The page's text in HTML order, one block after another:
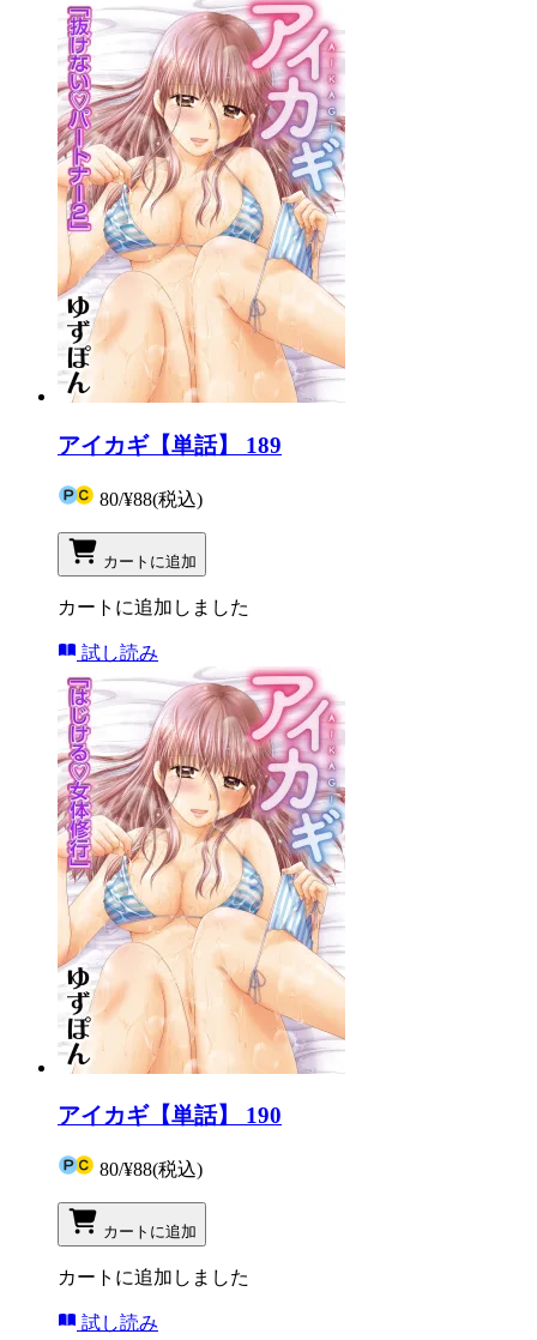
アイカギ【単話】 189
80/¥88(税込)
カートに追加
カートに追加しました
試し読み
アイカギ【単話】 190
80/¥88(税込)
カートに追加
カートに追加しました
試し読み